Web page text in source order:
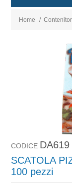
Home /
CODICE DA619
SCATOLA
100 pezzi